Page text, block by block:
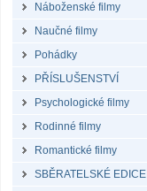
Náboženské filmy
Naučné filmy
Pohádky
PŘÍSLUŠENSTVÍ
Psychologické filmy
Rodinné filmy
Romantické filmy
SBĚRATELSKÉ EDICE